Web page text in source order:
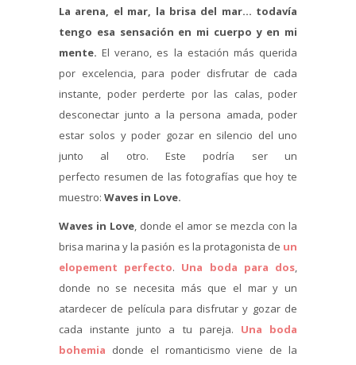
La arena, el mar, la brisa del mar… todavía
tengo esa sensación en mi cuerpo y en mi
mente. El verano, es la estación más querida
por excelencia, para poder disfrutar de cada
instante, poder perderte por las calas, poder
desconectar junto a la persona amada, poder
estar solos y poder gozar en silencio del uno
junto al otro. Este podría ser un
perfecto resumen de las fotografías que hoy te
muestro: Waves in Love.
Waves in Love, donde el amor se mezcla con la
brisa marina y la pasión es la protagonista de un
elopement perfecto. Una boda para dos,
donde no se necesita más que el mar y un
atardecer de película para disfrutar y gozar de
cada instante junto a tu pareja. Una boda
bohemia donde el romanticismo viene de la